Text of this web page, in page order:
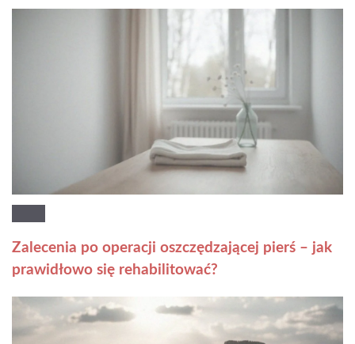
Zalecenia po operacji oszczędzającej pierś – jak
prawidłowo się rehabilitować?